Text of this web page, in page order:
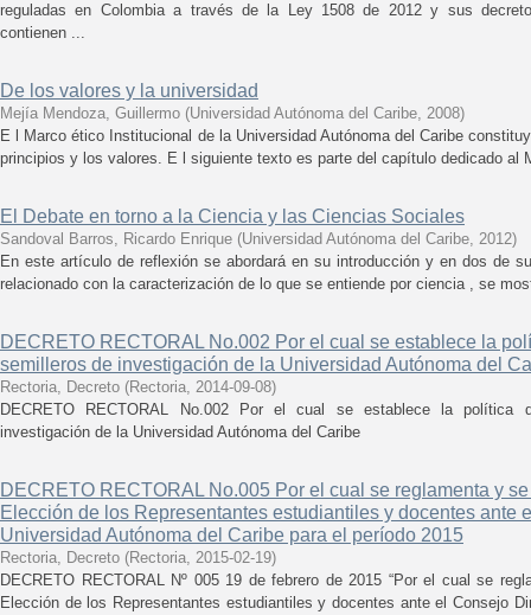
reguladas en Colombia a través de la Ley 1508 de 2012 y sus
contienen ...
De los valores y la universidad
Mejía Mendoza, Guillermo (Universidad Autónoma del Caribe, 2008)
E l Marco ético Institucional de la Universidad Autónoma del Caribe
principios y los valores. E l siguiente texto es parte del capítulo dedicado al
El Debate en torno a la Ciencia y las Ciencias Sociales
Sandoval Barros, Ricardo Enrique (Universidad Autónoma del Caribe, 2012)
En este artículo de reflexión se abordará en su introducción y en dos de
relacionado con la caracterización de lo que se entiende por ciencia , se
DECRETO RECTORAL No.002 Por el cual se establece la
semilleros de investigación de la Universidad Autónoma del
Rectoria, Decreto (Rectoria, 2014-09-08)
DECRETO RECTORAL No.002 Por el cual se establece la política
investigación de la Universidad Autónoma del Caribe
DECRETO RECTORAL No.005 Por el cual se reglamenta y
Elección de los Representantes estudiantiles y docentes ante
Universidad Autónoma del Caribe para el período 2015
Rectoria, Decreto (Rectoria, 2015-02-19)
DECRETO RECTORAL Nº 005 19 de febrero de 2015 “Por el cual se
Elección de los Representantes estudiantiles y docentes ante el Consejo